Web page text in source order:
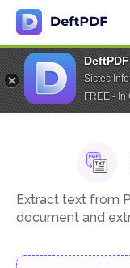
Sictec
FREE -
Extract text from
document and